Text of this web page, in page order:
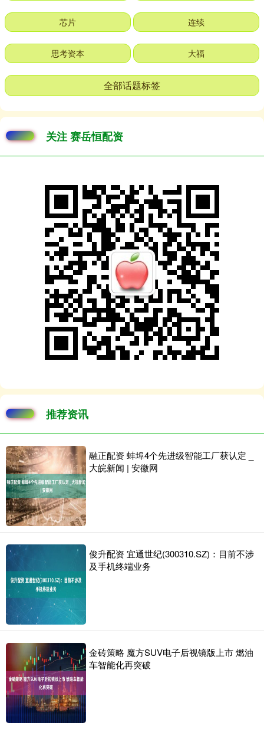
芯片 连续
思考资本 大福
全部话题标签
关注 赛岳恒配资
推荐资讯
融正配资 蚌埠4个先进级智能工厂获认定 _
大皖新闻 | 安徽网
俊升配资 宜通世纪(300310.SZ)：目前不涉
及手机终端业务
金砖策略 魔方SUV电子后视镜版上市 燃油
车智能化再突破